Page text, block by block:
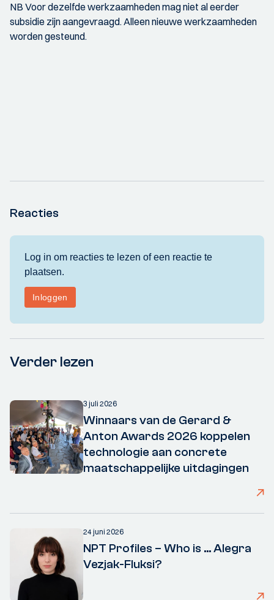
NB Voor dezelfde werkzaamheden mag niet al eerder
subsidie zijn aangevraagd. Alleen nieuwe werkzaamheden
worden gesteund.
Reacties
Verder lezen
3 juli 2026
Winnaars van de Gerard &
Anton Awards 2026 koppelen
technologie aan concrete
maatschappelijke uitdagingen
24 juni 2026
NPT Profiles – Who is ... Alegra
Vezjak-Fluksi?